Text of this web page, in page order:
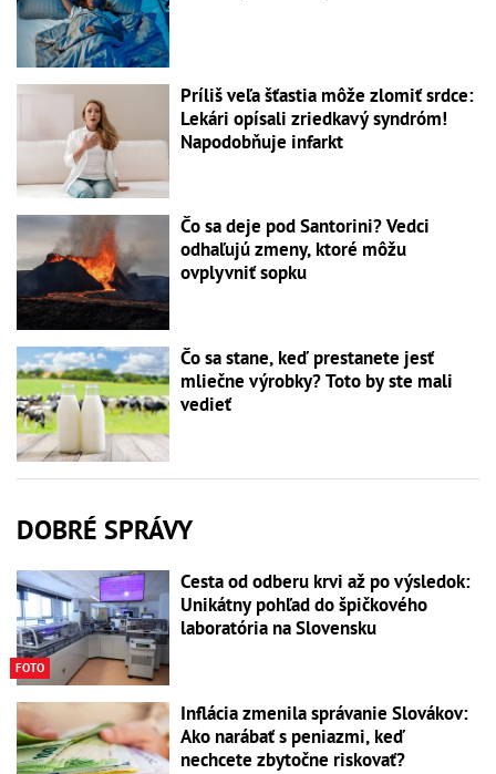
Príliš veľa šťastia môže zlomiť srdce:
Lekári opísali zriedkavý syndróm!
Napodobňuje infarkt
Čo sa deje pod Santorini? Vedci
odhaľujú zmeny, ktoré môžu
ovplyvniť sopku
Čo sa stane, keď prestanete jesť
mliečne výrobky? Toto by ste mali
vedieť
DOBRÉ SPRÁVY
FOTO
Cesta od odberu krvi až po výsledok:
Unikátny pohľad do špičkového
laboratória na Slovensku
Inflácia zmenila správanie Slovákov:
Ako narábať s peniazmi, keď
nechcete zbytočne riskovať?